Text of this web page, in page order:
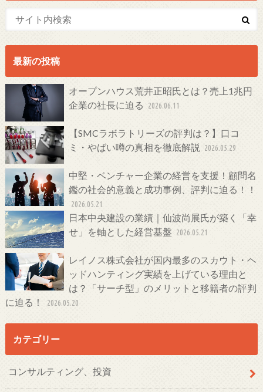
最新の投稿
オープンハウス荒井正昭氏とは？売上1兆円
企業の社長に迫る
2026.06.11
【SMCラボラトリーズの評判は？】口コ
ミ・やばい噂の真相を徹底解説
2026.05.29
中堅・ベンチャー企業の経営を支援！顧問名
鑑の社会的意義と成功事例、評判に迫る！！
2026.05.21
日本中央建設の業績｜仙波尚展氏が築く「幸
せ」を軸とした経営基盤 2026.05.21
レイノス株式会社が国内最多のスカウト・ヘ
ッドハンティング実績を上げている理由と
は？「サーチ型」のメリットと移籍者の評判
に迫る！
2026.05.20
カテゴリー
コンサルティング、投資